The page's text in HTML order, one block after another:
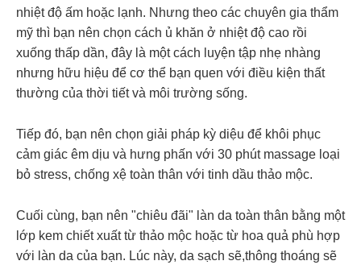
nhiệt độ ấm hoặc lạnh. Nhưng theo các chuyên gia thẩm
mỹ thì bạn nên chọn cách ủ khăn ở nhiệt độ cao rồi
xuống thấp dần, đây là một cách luyện tập nhẹ nhàng
nhưng hữu hiệu để cơ thể bạn quen với điều kiện thất
thường của thời tiết và môi trường sống.
Tiếp đó, bạn nên chọn giải pháp kỳ diệu để khôi phục
cảm giác êm dịu và hưng phấn với 30 phút massage loại
bỏ stress, chống xệ toàn thân với tinh dầu thảo mộc.
Cuối cùng, bạn nên "chiêu đãi" làn da toàn thân bằng một
lớp kem chiết xuất từ thảo mộc hoặc từ hoa quả phù hợp
với làn da của bạn. Lúc này, da sạch sẽ,thông thoáng sẽ